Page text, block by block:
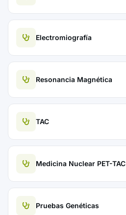
Electromiografía
Resonancia Magnética
TAC
Medicina Nuclear PET-TAC
Pruebas Genéticas